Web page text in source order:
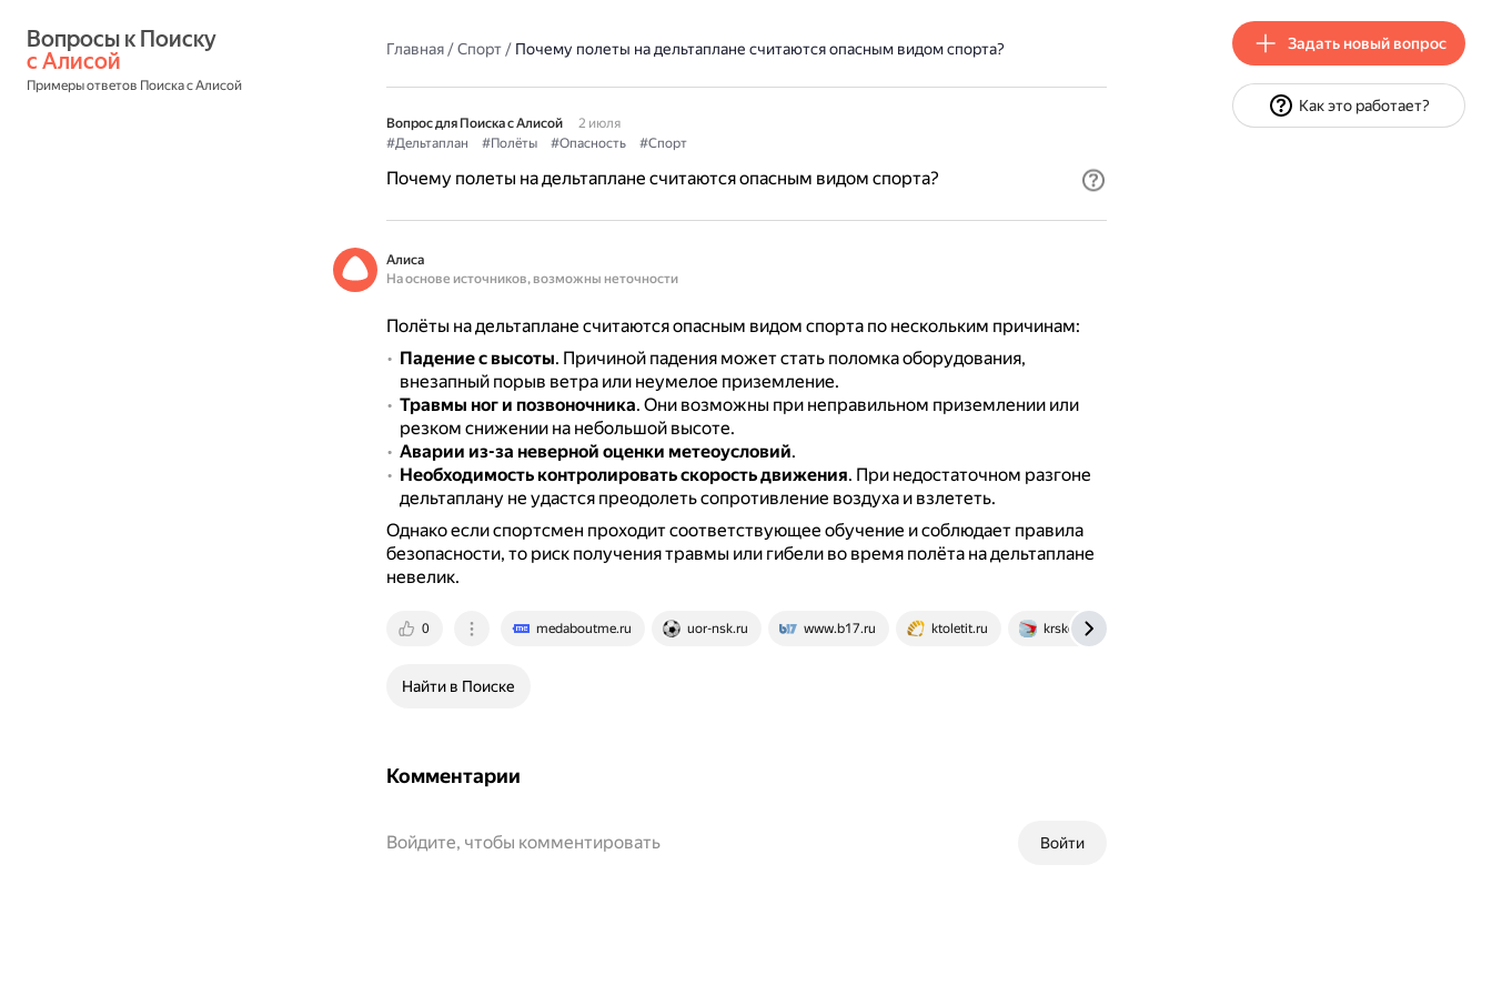
с Алисой
Примеры ответов Поиска с Алисой
Главная/Спорт/ Почему полеты на дельтаплане считаются опасным видом спорта?
Вопрос для Поиска с Алисой
2 июля
#Дельтаплан
#Полёты #Опасность #Спорт
Почему полеты на дельтаплане считаются опасным видом спорта?
Алиса
На основе источников, возможны неточности
Полёты на дельтаплане считаются опасным видом спорта по нескольким причинам:
Падение с высоты. Причиной падения может стать поломка оборудования,
внезапный порыв ветра или неумелое приземление.
Травмы ног и позвоночника. Они возможны при неправильном приземлении или
резком снижении на небольшой высоте.
Аварии из-за неверной оценки метеоусловий.
Необходимость контролировать скорость движения. При недостаточном разгоне
дельтаплану не удастся преодолеть сопротивление воздуха и взлететь.
Однако если спортсмен проходит соответствующее обучение и соблюдает правила
безопасности, то риск получения травмы или гибели во время полёта на дельтаплане
невелик.
0 medaboutme.ru uor-nsk.ru www.b17.ru ktoletit.ru krskdelta.ru
Найти в Поиске
Комментарии
Войти
Войдите, чтобы комментировать
Задать новый вопрос
Как это работает?